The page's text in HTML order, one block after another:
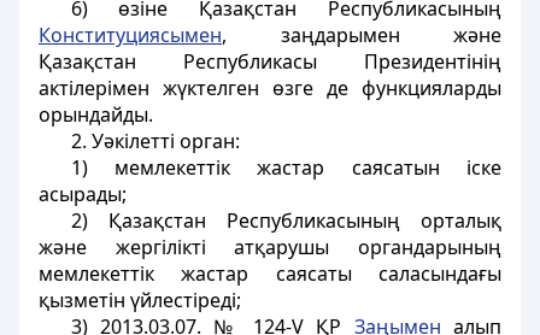
6) өзіне Қазақстан Республикасының
Конституциясымен, заңдарымен және
Қазақстан Республикасы Президентінің
актілерімен жүктелген өзге де функцияларды
орындайды.
2. Уәкiлеттi орган:
1) мемлекеттік жастар саясатын іске
асырады;
2) Қазақстан Республикасының орталық
және жергіліктi атқарушы органдарының
мемлекеттік жастар саясаты саласындағы
қызметiн үйлестiреді;
3) 2013.03.07. № 124-V ҚР Заңымен алып